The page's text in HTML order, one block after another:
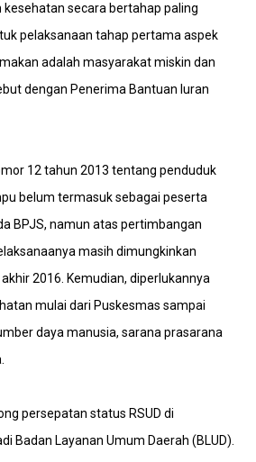
secara bertahap paling
pelaksanaan tahap pertama aspek
adalah masyarakat miskin dan
dengan Penerima Bantuan Iuran
12 tahun 2013 tentang penduduk
belum termasuk sebagai peserta
BPJS, namun atas pertimbangan
masih dimungkinkan
2016. Kemudian, diperlukannya
mulai dari Puskesmas sampai
daya manusia, sarana prasarana
persepatan status RSUD di
Badan Layanan Umum Daerah (BLUD).